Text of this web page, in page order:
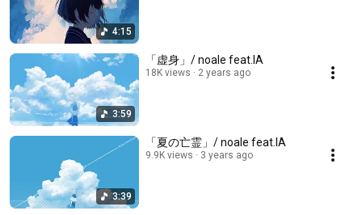
4:15
3:59
「虚身」/ noale feat.IA
18K views 2 years ago
3:39
「夏の亡霊」/ noale feat.IA
9.9K views 3 years ago